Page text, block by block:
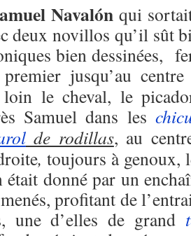
Navalón qui
deux novillos qu’il sût
bien dessinées,
premier jusqu’au
le cheval, le
Samuel dans les
de rodillas, au
, toujours à genoux,
donné par un
profitant de
une d’elles de grand